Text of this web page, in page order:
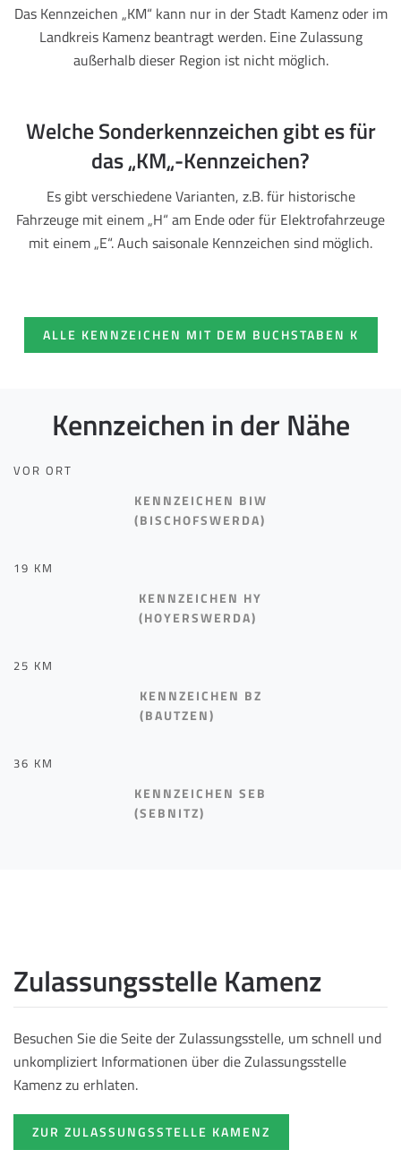
Das Kennzeichen „KM“ kann nur in der Stadt Kamenz oder im
Landkreis Kamenz beantragt werden. Eine Zulassung
außerhalb dieser Region ist nicht möglich.
Welche Sonderkennzeichen gibt es für
das „KM„-Kennzeichen?
Es gibt verschiedene Varianten, z.B. für historische
Fahrzeuge mit einem „H“ am Ende oder für Elektrofahrzeuge
mit einem „E“. Auch saisonale Kennzeichen sind möglich.
ALLE KENNZEICHEN MIT DEM BUCHSTABEN K
Kennzeichen in der Nähe
VOR ORT
KENNZEICHEN BIW
(BISCHOFSWERDA)
19 KM
KENNZEICHEN HY
(HOYERSWERDA)
25 KM
KENNZEICHEN BZ
(BAUTZEN)
36 KM
KENNZEICHEN SEB
(SEBNITZ)
Zulassungsstelle Kamenz
Besuchen Sie die Seite der Zulassungsstelle, um schnell und
unkompliziert Informationen über die Zulassungsstelle
Kamenz zu erhlaten.
ZUR ZULASSUNGSSTELLE KAMENZ